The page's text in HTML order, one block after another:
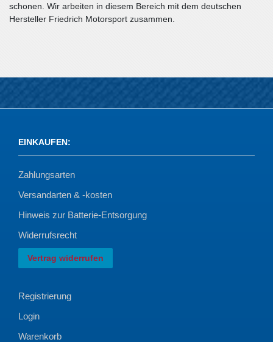
schonen. Wir arbeiten in diesem Bereich mit dem deutschen
Hersteller Friedrich Motorsport zusammen.
EINKAUFEN:
Zahlungsarten
Versandarten & -kosten
Hinweis zur Batterie-Entsorgung
Widerrufsrecht
Vertrag widerrufen
Registrierung
Login
Warenkorb